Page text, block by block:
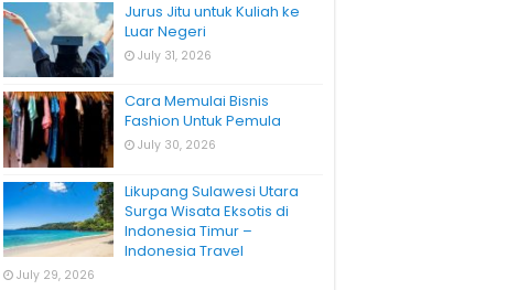
Jurus Jitu untuk Kuliah ke
Luar Negeri
July 31, 2026
Cara Memulai Bisnis
Fashion Untuk Pemula
July 30, 2026
Likupang Sulawesi Utara
Surga Wisata Eksotis di
Indonesia Timur –
Indonesia Travel
July 29, 2026